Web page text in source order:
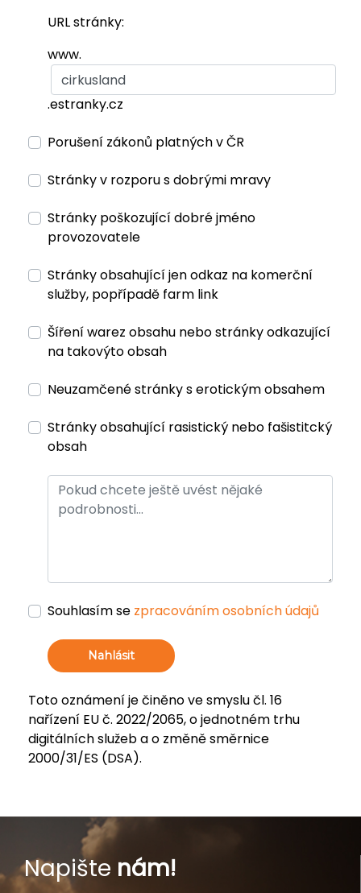
URL stránky:
www.
.estranky.cz
Porušení zákonů platných v ČR
Stránky v rozporu s dobrými mravy
Stránky poškozující dobré jméno
provozovatele
Stránky obsahující jen odkaz na komerční
služby, popřípadě farm link
Šíření warez obsahu nebo stránky odkazující
na takovýto obsah
Neuzamčené stránky s erotickým obsahem
Stránky obsahující rasistický nebo fašistitcký
obsah
Souhlasím se zpracováním osobních údajů
Nahlásit
Toto oznámení je činěno ve smyslu čl. 16
nařízení EU č. 2022/2065, o jednotném trhu
digitálních služeb a o změně směrnice
2000/31/ES (DSA).
Napište nám!